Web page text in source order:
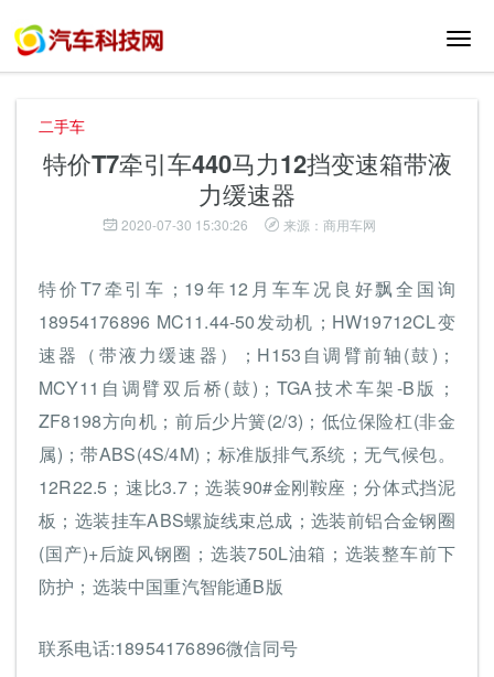
切
二手车
特价T7牵引车440马力12挡变速箱带液
力缓速器
2020-07-30 15:30:26 来源：商用车网
特价T7牵引车；19年12月车车况良好飘全国询
18954176896 MC11.44-50发动机；HW19712CL变
速器（带液力缓速器）；H153自调臂前轴(鼓)；
MCY11自调臂双后桥(鼓)；TGA技术车架-B版；
ZF8198方向机；前后少片簧(2/3)；低位保险杠(非金
属)；带ABS(4S/4M)；标准版排气系统；无气候包。
12R22.5；速比3.7；选装90#金刚鞍座；分体式挡泥
板；选装挂车ABS螺旋线束总成；选装前铝合金钢圈
(国产)+后旋风钢圈；选装750L油箱；选装整车前下
防护；选装中国重汽智能通B版
联系电话:18954176896微信同号